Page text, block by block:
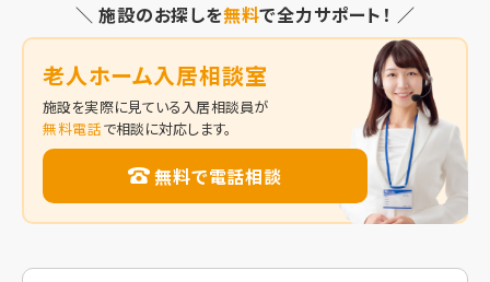
＼ 施設のお探しを無料で全力サポート！ ／
老人ホーム入居相談室
施設を実際に見ている入居相談員が
無料電話で相談に対応します。
無料で電話相談